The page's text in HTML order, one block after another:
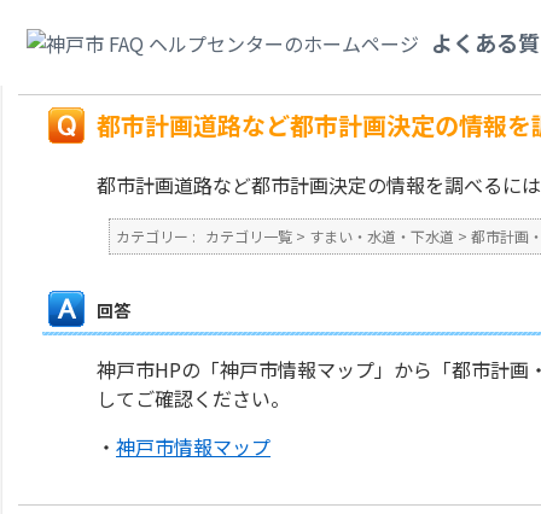
よくある
か。
都市計画道路など都市計画決定の情報
都市計画道路など都市計画決定の情報を調べるに
カテゴリー : カテゴリ一覧 > すまい・水道・下水道 > 都市計画
回答
神戸市HPの「神戸市情報マップ」から「都市計
してご確認ください。
・ 神戸市情報マップ